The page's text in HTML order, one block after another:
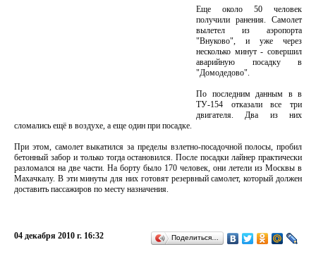
Еще около 50 человек
получили ранения. Самолет
вылетел из аэропорта
"Внуково", и уже через
несколько минут - совершил
аварийную посадку в
"Домодедово".
По последним данным в в
ТУ-154 отказали все три
двигателя. Два из них
сломались ещё в воздухе, а еще один при посадке.
При этом, самолет выкатился за пределы взлетно-посадочной полосы, пробил
бетонный забор и только тогда остановился. После посадки лайнер практически
разломался на две части. На борту было 170 человек, они летели из Москвы в
Махачкалу. В эти минуты для них готовят резервный самолет, который должен
доставить пассажиров по месту назначения.
04 декабря 2010 г. 16:32 Поделиться…